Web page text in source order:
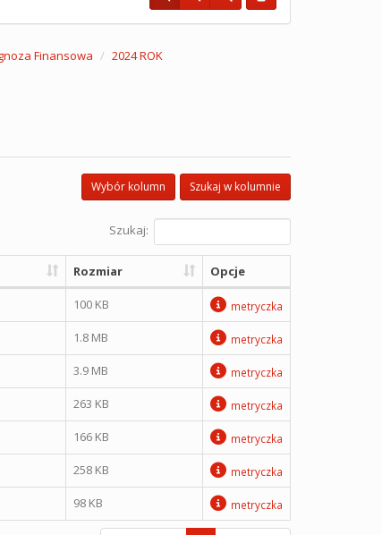
Finansowa
2024 ROK
Szukaj w kolumnie
Wybór kolumn
Szukaj:
Rozmiar Opcje
100 KB metryczka
1.8 MB metryczka
3.9 MB metryczka
263 KB metryczka
166 KB metryczka
258 KB metryczka
98 KB metryczka